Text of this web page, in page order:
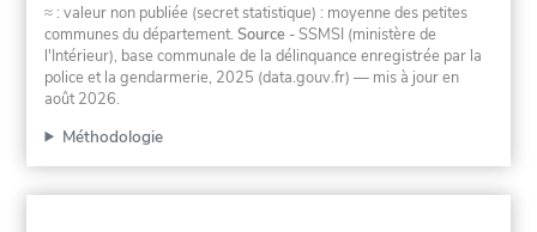
≈ : valeur non publiée (secret statistique) : moyenne des petites
communes du département.Source - SSMSI (ministère de
l'Intérieur), base communale de la délinquance enregistrée par la
police et la gendarmerie, 2025 (data.gouv.fr) — mis à jour en
août 2026.
Méthodologie